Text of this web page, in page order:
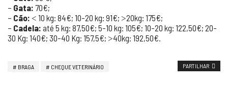
– Gata: 70€;
– Cão: ˂ 10 kg: 84€; 10-20 kg: 91€; ˃20kg: 175€;
– Cadela: até 5 kg: 87,50€; 5-10 kg: 105€; 10-20 kg: 122,50€; 20-
30 Kg: 140€; 30-40 Kg: 157,5€; ˃40kg: 192,50€.
BRAGA CHEQUE VETERINÁRIO PARTILHAR